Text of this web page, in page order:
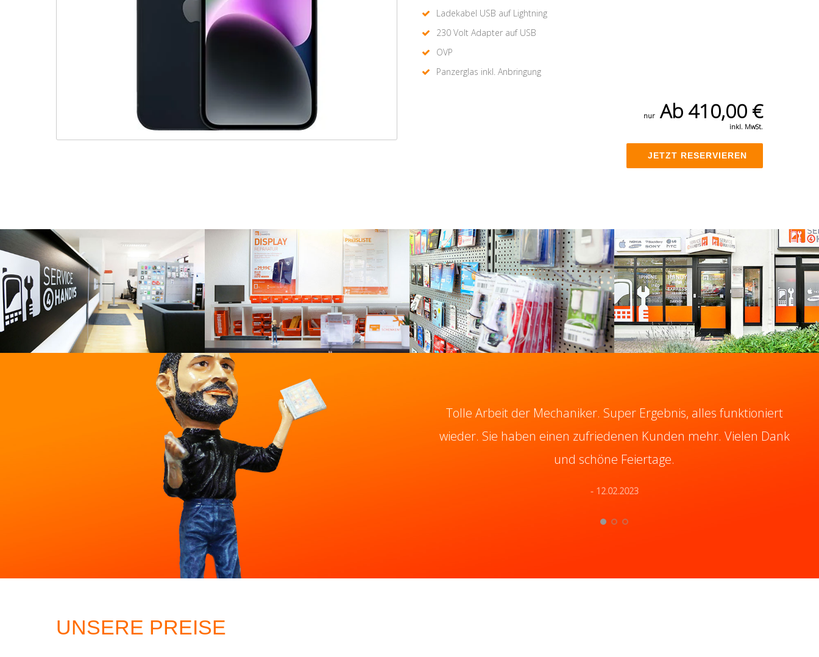
Ladekabel USB auf Lightning
230 Volt Adapter auf USB
OVP
Panzerglas inkl. Anbringung
nur Ab 410,00 €
inkl. MwSt.
JETZT RESERVIEREN
Tolle Arbeit der Mechaniker. Super Ergebnis, alles funktioniert
wieder. Sie haben einen zufriedenen Kunden mehr. Vielen Dank
und schöne Feiertage.
- 12.02.2023
UNSERE PREISE